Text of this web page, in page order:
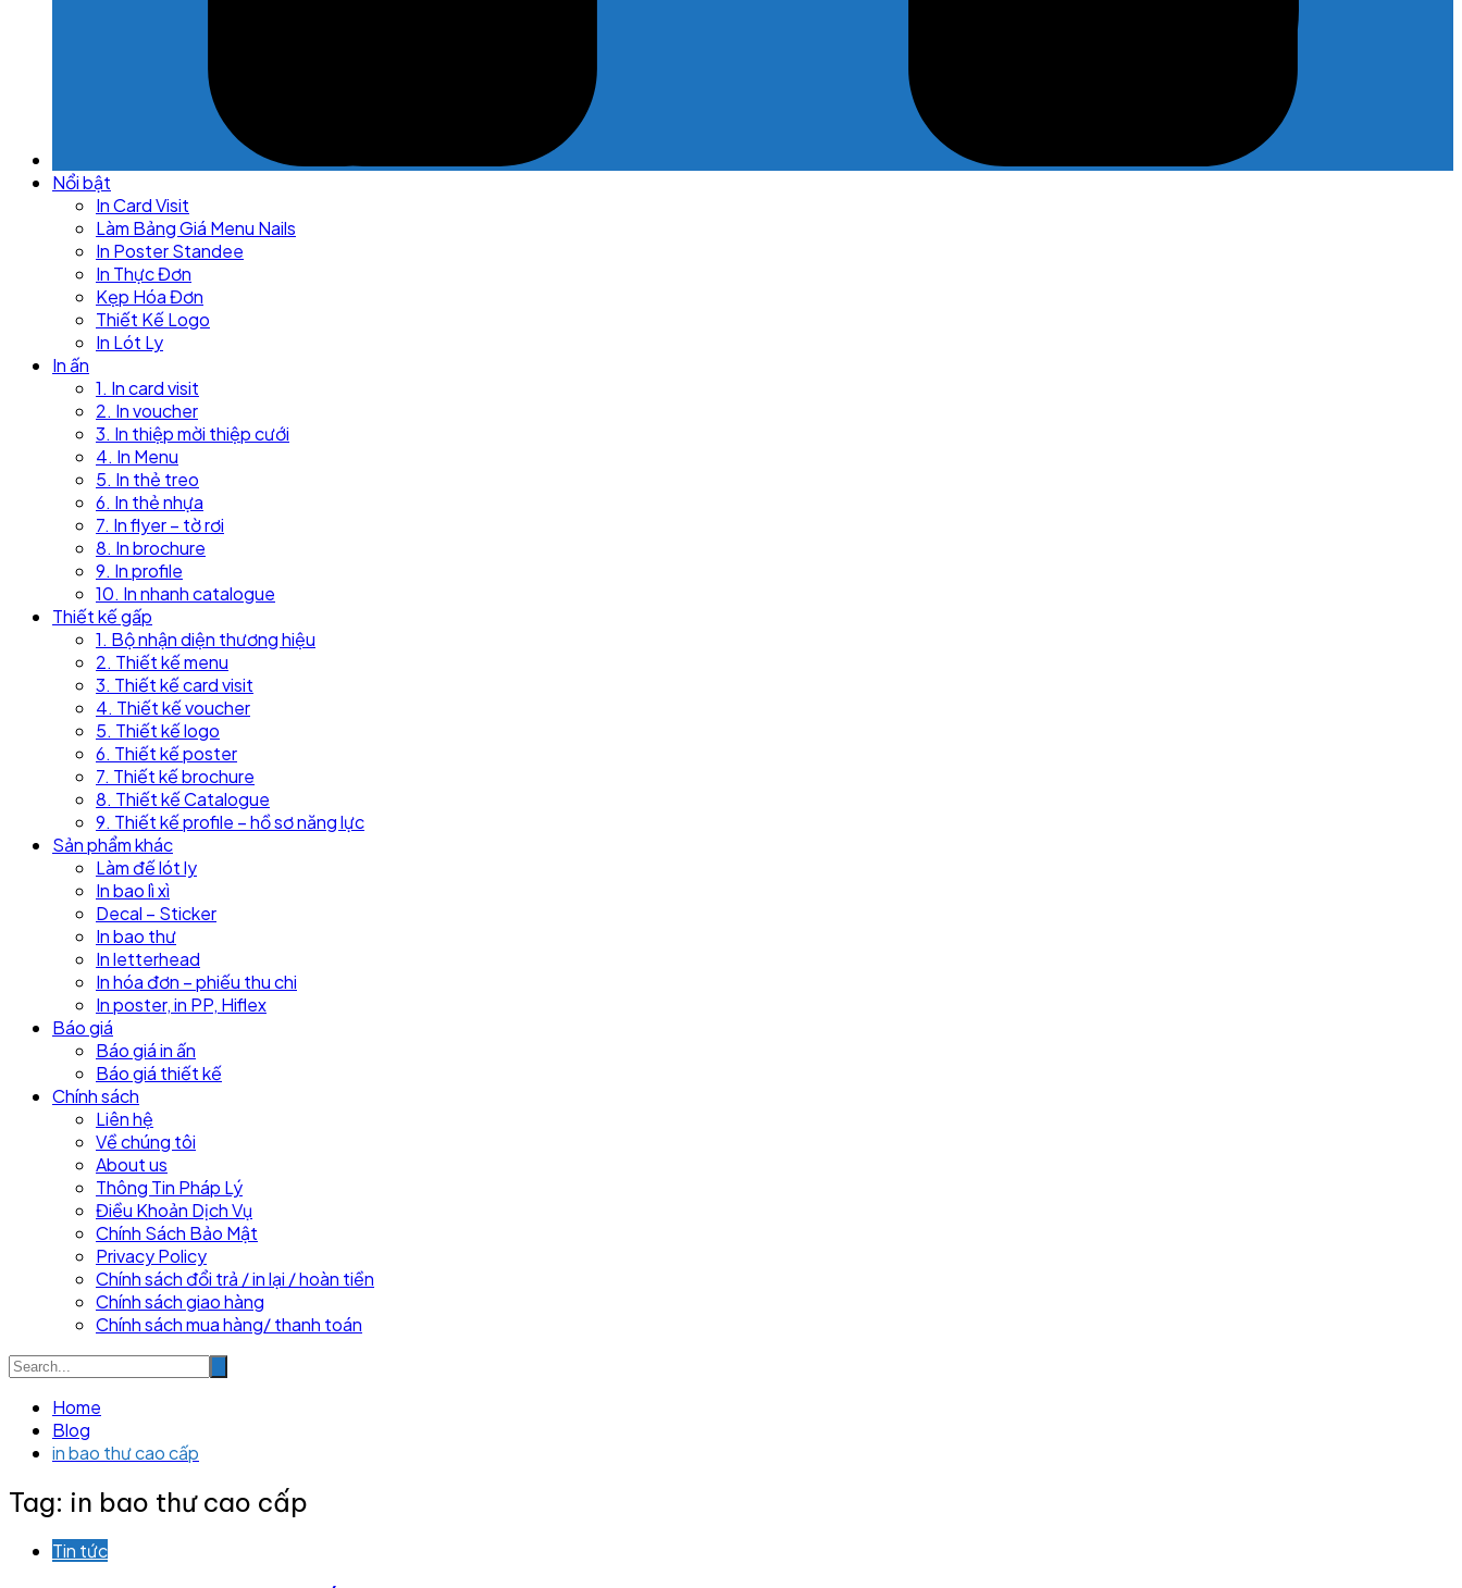
Nổi bật
In Card Visit
Làm Bảng Giá Menu Nails
In Poster Standee
In Thực Đơn
Kẹp Hóa Đơn
Thiết Kế Logo
In Lót Ly
In ấn
1. In card visit
2. In voucher
3. In thiệp mời thiệp cưới
4. In Menu
5. In thẻ treo
6. In thẻ nhựa
7. In flyer – tờ rơi
8. In brochure
9. In profile
10. In nhanh catalogue
Thiết kế gấp
1. Bộ nhận diện thương hiệu
2. Thiết kế menu
3. Thiết kế card visit
4. Thiết kế voucher
5. Thiết kế logo
6. Thiết kế poster
7. Thiết kế brochure
8. Thiết kế Catalogue
9. Thiết kế profile – hồ sơ năng lực
Sản phẩm khác
Làm đế lót ly
In bao lì xì
Decal – Sticker
In bao thư
In letterhead
In hóa đơn – phiếu thu chi
In poster, in PP, Hiflex
Báo giá
Báo giá in ấn
Báo giá thiết kế
Chính sách
Liên hệ
Về chúng tôi
About us
Thông Tin Pháp Lý
Điều Khoản Dịch Vụ
Chính Sách Bảo Mật
Privacy Policy
Chính sách đổi trả / in lại / hoàn tiền
Chính sách giao hàng
Chính sách mua hàng/ thanh toán
Home
Blog
in bao thư cao cấp
Tag: in bao thư cao cấp
Tin tức